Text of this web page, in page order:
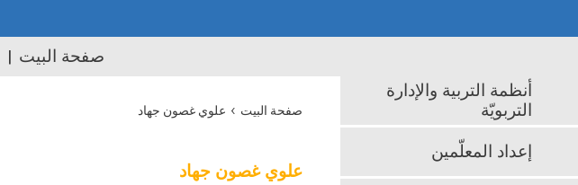
صفحة البيت
صفحة البيت › علوي غصون جهاد
علوي غصون جهاد
أنظمة التربية والإدارة
التربويّة
إعداد المعلّمين